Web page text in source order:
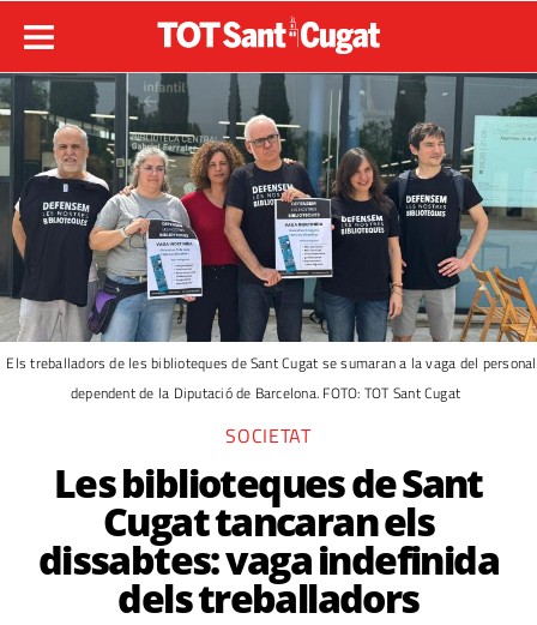
Els treballadors de les biblioteques de Sant Cugat se sumaran a la vaga del personal
dependent de la Diputació de Barcelona. FOTO: TOT Sant Cugat
SOCIETAT
Les biblioteques de Sant
Cugat tancaran els
dissabtes: vaga indefinida
dels treballadors